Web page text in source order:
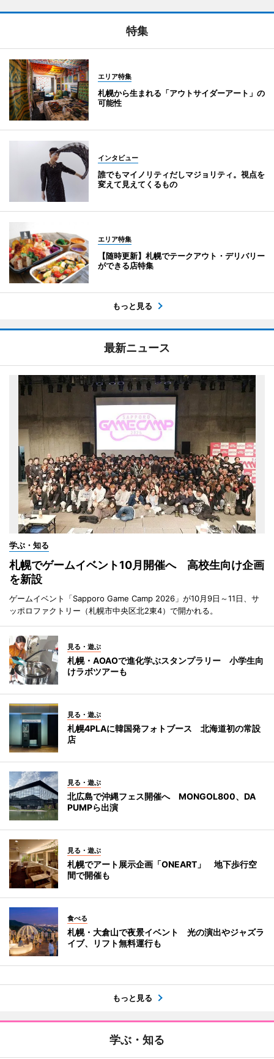
特集
エリア特集
札幌から生まれる「アウトサイダーアート」の
可能性
インタビュー
誰でもマイノリティだしマジョリティ。視点を
変えて見えてくるもの
エリア特集
【随時更新】札幌でテークアウト・デリバリー
ができる店特集
もっと見る
最新ニュース
学ぶ・知る
札幌でゲームイベント10月開催へ 高校生向け企画
を新設
ゲームイベント「Sapporo Game Camp 2026」が10月9日～11日、サ
ッポロファクトリー（札幌市中央区北2東4）で開かれる。
見る・遊ぶ
札幌・AOAOで進化学ぶスタンプラリー 小学生向
けラボツアーも
見る・遊ぶ
札幌4PLAに韓国発フォトブース 北海道初の常設
店
見る・遊ぶ
北広島で沖縄フェス開催へ MONGOL800、DA
PUMPら出演
見る・遊ぶ
札幌でアート展示企画「ONEART」 地下歩行空
間で開催も
食べる
札幌・大倉山で夜景イベント 光の演出やジャズラ
イブ、リフト無料運行も
もっと見る
学ぶ・知る